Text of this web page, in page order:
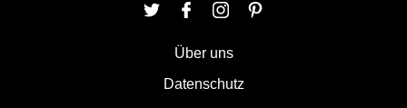
Über uns
Datenschutz